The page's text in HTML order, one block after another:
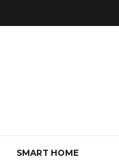
SMART HOME